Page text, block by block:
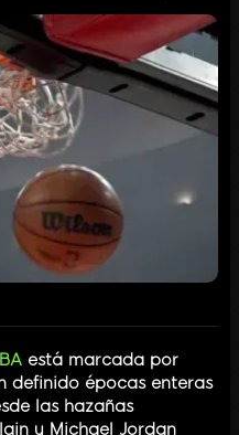
está marcada por
definido épocas enteras
las hazañas
y Michael Jordan